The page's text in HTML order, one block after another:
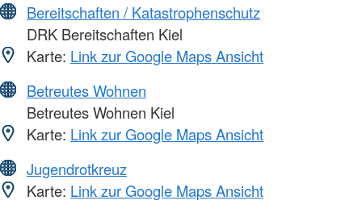
Bereitschaften / Katastrophenschutz
DRK Bereitschaften Kiel
Karte: Link zur Google Maps Ansicht
Betreutes Wohnen
Betreutes Wohnen Kiel
Karte: Link zur Google Maps Ansicht
Jugendrotkreuz
Karte: Link zur Google Maps Ansicht